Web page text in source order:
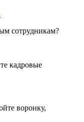
сотрудникам?
кадровые
воронку,